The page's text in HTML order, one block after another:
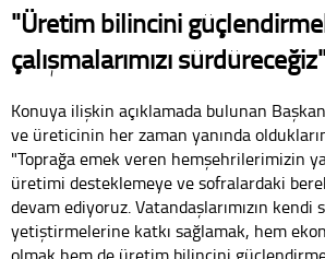
"Üretim bilincini
çalışmalarımızı
Konuya ilişkin açıklamada bulunan
ve üreticinin her zaman yanında
"Toprağa emek veren hemşehrilerimizin
üretimi desteklemeye ve sofralardaki
devam ediyoruz. Vatandaşlarımızın kendi
yetiştirmelerine katkı sağlamak, hem